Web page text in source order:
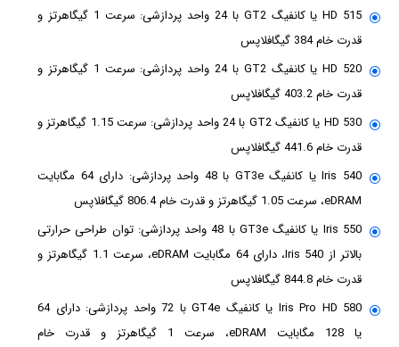
HD 515 یا کانفیگ GT2 با 24 واحد پردازشی: سرعت 1 گیگاهرتز و
قدرت خام 384 گیگافلاپس
HD 520 یا کانفیگ GT2 با 24 واحد پردازشی: سرعت 1 گیگاهرتز و
قدرت خام 403.2 گیگافلاپس
HD 530 یا کانفیگ GT2 با 24 واحد پردازشی: سرعت 1.15 گیگاهرتز و
قدرت خام 441.6 گیگافلاپس
Iris 540 یا کانفیگ GT3e با 48 واحد پردازشی: دارای 64 مگابایت
eDRAM، سرعت 1.05 گیگاهرتز و قدرت خام 806.4 گیگافلاپس
Iris 550 یا کانفیگ GT3e با 48 واحد پردازشی: توان طراحی حرارتی
بالاتر از Iris 540، دارای 64 مگابایت eDRAM، سرعت 1.1 گیگاهرتز و
قدرت خام 844.8 گیگافلاپس
Iris Pro HD 580 یا کانفیگ GT4e با 72 واحد پردازشی: دارای 64
یا 128 مگابایت eDRAM، سرعت 1 گیگاهرتز و قدرت خام